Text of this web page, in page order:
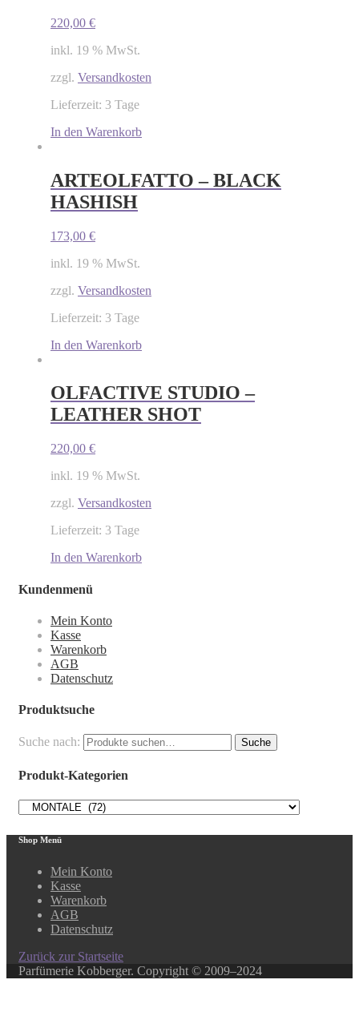
220,00 €
inkl. 19 % MwSt.
zzgl. Versandkosten
Lieferzeit: 3 Tage
In den Warenkorb
ARTEOLFATTO – BLACK
HASHISH
173,00 €
inkl. 19 % MwSt.
zzgl. Versandkosten
Lieferzeit: 3 Tage
In den Warenkorb
OLFACTIVE STUDIO –
LEATHER SHOT
220,00 €
inkl. 19 % MwSt.
zzgl. Versandkosten
Lieferzeit: 3 Tage
In den Warenkorb
Kundenmenü
Mein Konto
Kasse
Warenkorb
AGB
Datenschutz
Produktsuche
Suche nach: Suche
Produkt-Kategorien
Shop Menü
Mein Konto
Kasse
Warenkorb
AGB
Datenschutz
Zurück zur Startseite
Parfümerie Kobberger. Copyright © 2009–2024